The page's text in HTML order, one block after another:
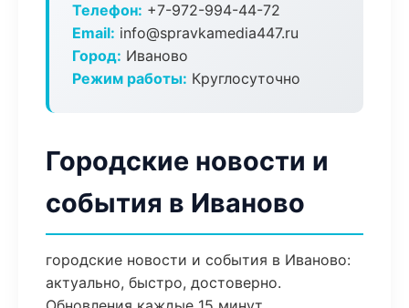
Телефон: +7-972-994-44-72
Email: info@spravkamedia447.ru
Город: Иваново
Режим работы: Круглосуточно
Городские новости и
события в Иваново
городские новости и события в Иваново:
актуально, быстро, достоверно.